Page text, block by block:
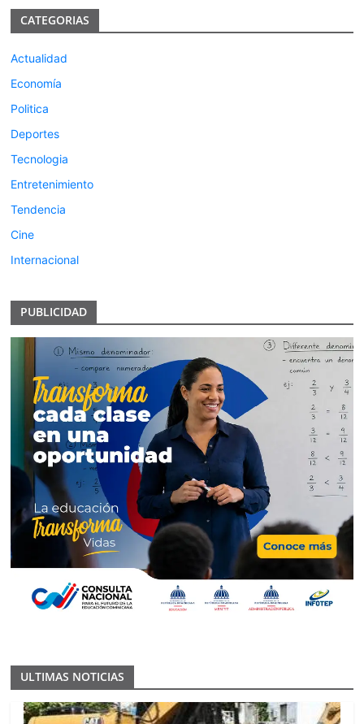
CATEGORIAS
Actualidad
Economía
Politica
Deportes
Tecnologia
Entretenimiento
Tendencia
Cine
Internacional
PUBLICIDAD
ULTIMAS NOTICIAS